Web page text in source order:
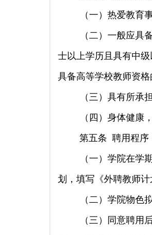
（一）热爱教育
（二）一般应具
士以上学历且具有中
具备高等学校教师资
（三）具有所承
（四）身体健康
第五条 聘用程序
（一）学院在学
划，填写《外聘教师
（二）学院物色
（三）同意聘用